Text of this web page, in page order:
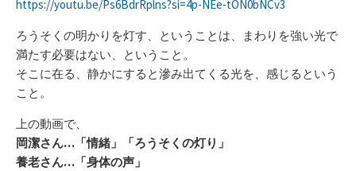
https://youtu.be/Ps6BdrRplns?si=4p-NEe-tON0bNCv3
ろうそくの明かりを灯す、ということは、まわりを強い光で
満たす必要はない、ということ。
そこに在る、静かにすると滲み出てくる光を、感じるという
こと。
上の動画で、
岡潔さん…「情緒」「ろうそくの灯り」
養老さん…「身体の声」